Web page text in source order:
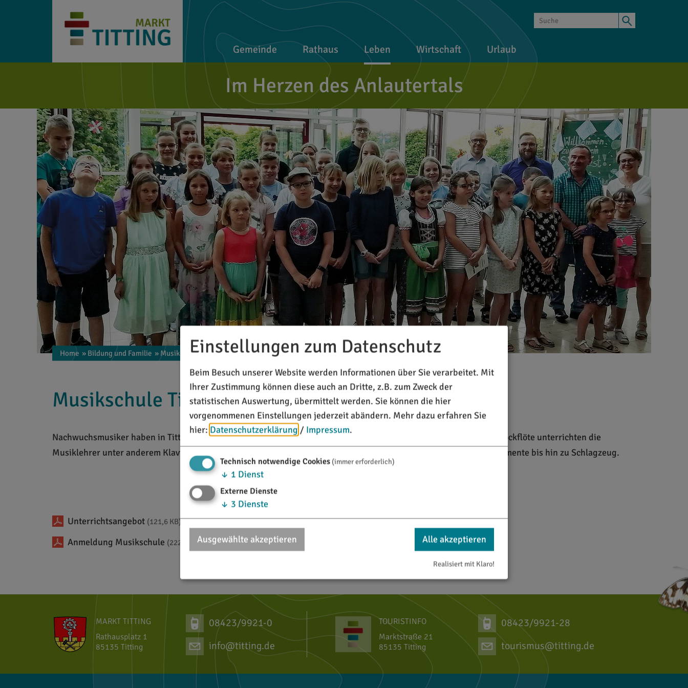
Gemeinde Rathaus Leben Wirtschaft Urlaub
Im Herzen des Anlautertals
Home » Bildung und Familie » Musikschule
Musikschule Titting
Nachwuchsmusiker haben in Titting die Möglichkeit, verschiedenste Instrumente zu lernen. Angefangen von der Blockflöte unterrichten die
Musiklehrer unter anderem Klavier, Keyboard und Gitarre, Akkordeon, Querflöte und verschiedene Blechblasinstrumente bis hin zu Schlagzeug.
Unterrichtsangebot (121,6 KB)
Anmeldung Musikschule (222,7 KB)
MARKT TITTING
Rathausplatz 1
85135 Titting
08423/9921-0
info@titting.de
TOURISTINFO
Marktstraße 21
85135 Titting
08423/9921-28
tourismus@titting.de
Einstellungen zum Datenschutz
Beim Besuch unserer Website werden Informationen über Sie verarbeitet. Mit
Ihrer Zustimmung können diese auch an Dritte, z.B. zum Zweck der
statistischen Auswertung, übermittelt werden. Sie können die hier
vorgenommenen Einstellungen jederzeit abändern. Mehr dazu erfahren Sie
hier: Datenschutzerklärung / Impressum.
Technisch notwendige Cookies (immer erforderlich)
↓ 1 Dienst
Externe Dienste
↓ 3 Dienste
Ausgewählte akzeptieren Alle akzeptieren
Realisiert mit Klaro!